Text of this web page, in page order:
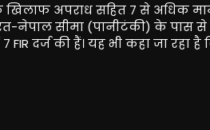
खिलाफ अपराध सहित 7 से अधिक
नेपाल सीमा (पानीटंकी) के पास से
दर्ज की हैं। यह भी कहा जा रहा